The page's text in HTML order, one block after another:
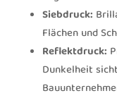
Siebdruck:
Flächen und
Reflektdruck:
Dunkelheit